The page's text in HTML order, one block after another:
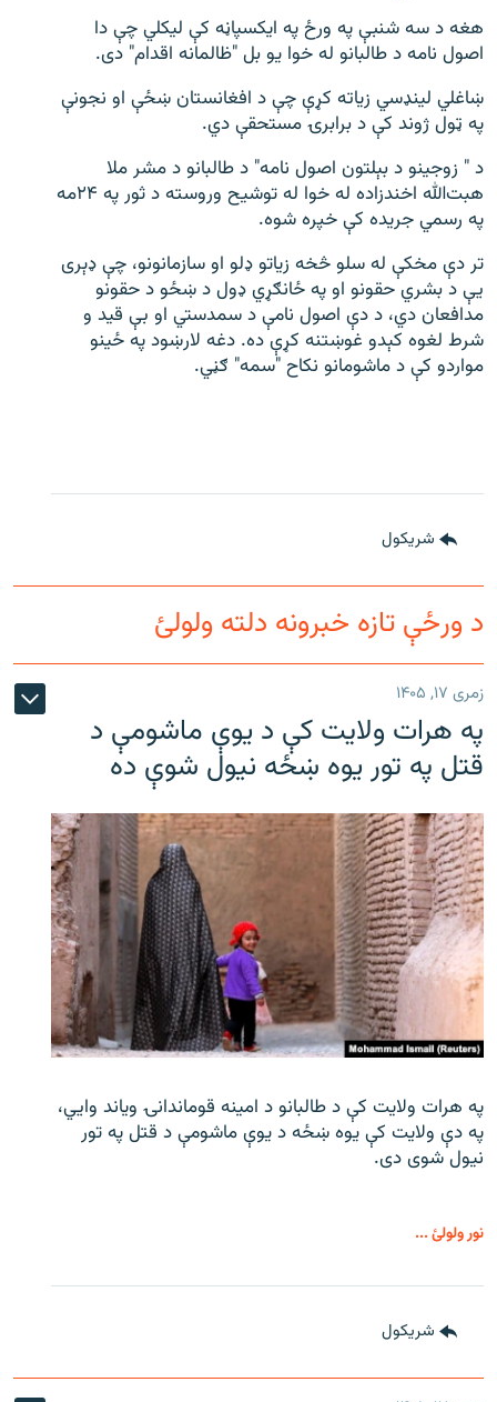
هغه د سه‌ شنبې په ورځ په ایکسپاڼه کې لیکلي چې دا
اصول‌ نامه د طالبانو له خوا یو بل "ظالمانه اقدام" دی.
ښاغلي لینډسي زیاته کړې چې د افغانستان ښځې او نجونې
په ټول ژوند کې د برابرۍ مستحقې دي.
د " زوجینو د بېلتون اصول ‌نامه" د طالبانو د مشر ملا
هبت‌الله اخندزاده له خوا له توشیح وروسته د ثور په ۲۴مه
په رسمي جریده کې خپره شوه.
تر دې مخکې له سلو څخه زیاتو ډلو او سازمانونو، چې ډېری
یې د بشري حقونو او په ځانګړي ډول د ښځو د حقونو
مدافعان دي، د دې اصول ‌نامې د سمدستي او بې قید و
شرط لغوه کېدو غوښتنه کړې ده. دغه لارښود په ځینو
مواردو کې د ماشومانو نکاح "سمه" ګڼي.
شريکول
د ورځې تازه خبرونه دلته ولولئ
زمری ۱۷, ۱۴۰۵
په هرات ولایت کې د یوې ماشومې د
قتل په تور یوه ښځه نیول شوې ده
په هرات ولایت کې د طالبانو د امینه قوماندانۍ ویاند وايي،
په دې ولایت کې یوه ښځه د یوې ماشومې د قتل په تور
نیول شوی دی.
نور ولولئ ...
شريکول